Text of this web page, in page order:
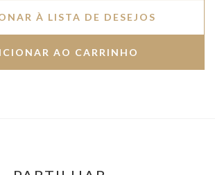
À LISTA DE DESEJOS